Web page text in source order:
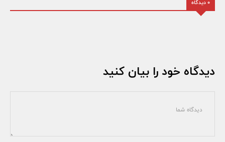
0 دیدگاه
دیدگاه خود را بیان کنید